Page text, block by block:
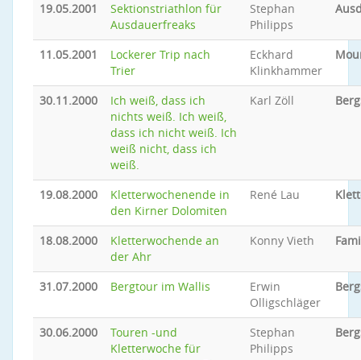
19.05.2001
Sektionstriathlon für
Ausdauerfreaks
Stephan
Philipps
11.05.2001
Lockerer Trip nach
Trier
Eckhard
Klinkhammer
30.11.2000
Ich weiß, dass ich
nichts weiß. Ich weiß,
dass ich nicht weiß. Ich
weiß nicht, dass ich
weiß.
Karl Zöll
19.08.2000
Kletterwochenende in
den Kirner Dolomiten
René Lau
18.08.2000
Kletterwochende an
der Ahr
Konny Vieth
31.07.2000 Bergtour im Wallis
Erwin
Olligschläger
30.06.2000
Touren -und
Kletterwoche für
Stephan
Philipps